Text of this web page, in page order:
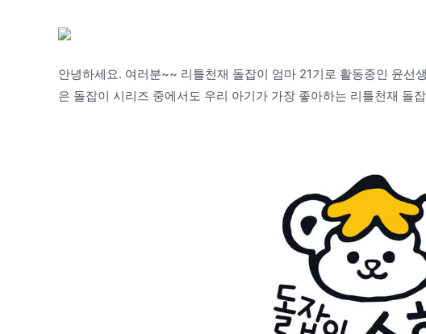
안녕하세요. 여러분~~ 리틀천재 돌잡이 엄마 21기로 활동중인 윤선
은 돌잡이 시리즈 중에서도 우리 아기가 가장 좋아하는 리틀천재 돌